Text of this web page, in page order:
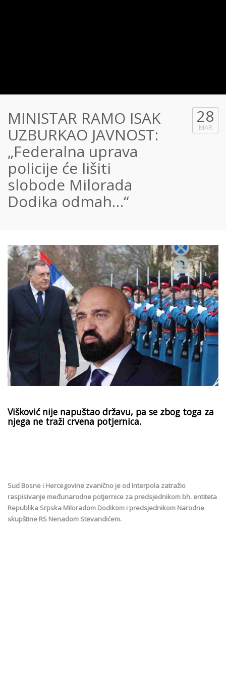
MINISTAR RAMO ISAK
UZBURKAO JAVNOST:
„Federalna uprava
policije će lišiti
slobode Milorada
Dodika odmah…“
28
MAR
Višković nije napuštao državu, pa se zbog toga za
njega ne traži crvena potjernica.
Sud Bosne i Hercegovine zvanično je od Interpola zatražio
raspisivanje međunarodne potjernice za predsjednikom bh. entiteta
Republika Srpska Miloradom Dodikom i predsjednikom Narodne
skupštine RS Nenadom Stevandićem.